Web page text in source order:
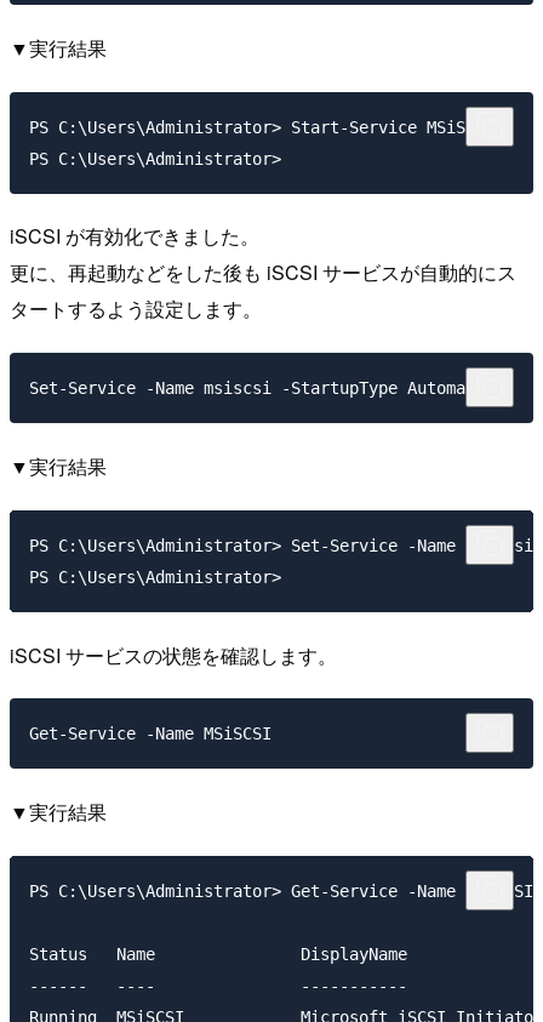
▼実行結果
PS C:\Users\Administrator> Start-Service MSiSCSI
iSCSI が有効化できました。
更に、再起動などをした後も iSCSI サービスが自動的にス
タートするよう設定します。
▼実行結果
PS C:\Users\Administrator> Set-Service -Name msiscsi
iSCSI サービスの状態を確認します。
▼実行結果
PS C:\Users\Administrator> Get-Service -Name MSiSCSI
Status   Name               DisplayName
------   ----               -----------
Running  MSiSCSI            Microsoft iSCSI Initiator